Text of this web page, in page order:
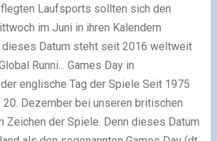
Laufsports sollten sich den
im Juni in ihren Kalendern
dieses Datum steht seit 2016 weltweit
Runni... Games Day in
englische Tag der Spiele Seit 1975
Dezember bei unseren britischen
Zeichen der Spiele. Denn dieses Datum